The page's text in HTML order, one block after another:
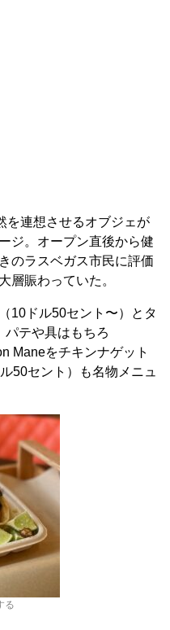
を連想させるオブジェが
ジ。オープン直後から健
のラスベガス市民に評価
層賑わっていた。
10ドル50セント〜）とタ
パテや具はもちろ
Maneをチキンナゲット
50セント）も名物メニュ
る